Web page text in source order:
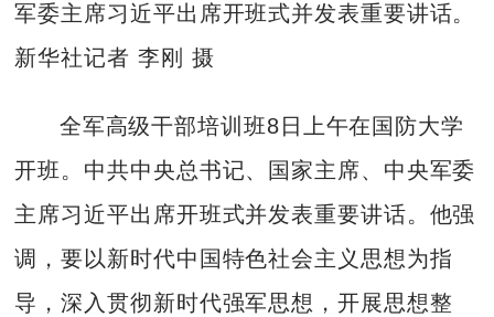
军委主席习近平出席开班式并发表重要讲话。
新华社记者 李刚 摄
全军高级干部培训班8日上午在国防大学
开班。中共中央总书记、国家主席、中央军委
主席习近平出席开班式并发表重要讲话。他强
调，要以新时代中国特色社会主义思想为指
导，深入贯彻新时代强军思想，开展思想整